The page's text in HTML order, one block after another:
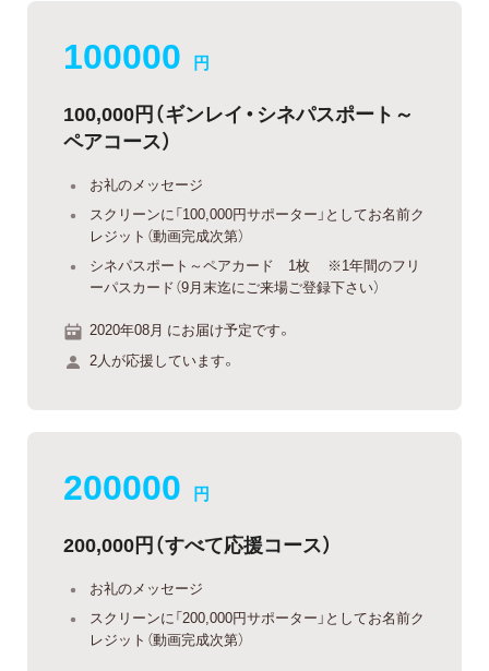
100000 円
100,000円（ギンレイ・シネパスポート～
ペアコース）
お礼のメッセージ
スクリーンに「100,000円サポーター」としてお名前ク
レジット（動画完成次第）
シネパスポート～ペアカード 1枚 ※1年間のフリ
ーパスカード（9月末迄にご来場ご登録下さい）
2020年08月 にお届け予定です。
2人が応援しています。
200000 円
200,000円（すべて応援コース）
お礼のメッセージ
スクリーンに「200,000円サポーター」としてお名前ク
レジット（動画完成次第）